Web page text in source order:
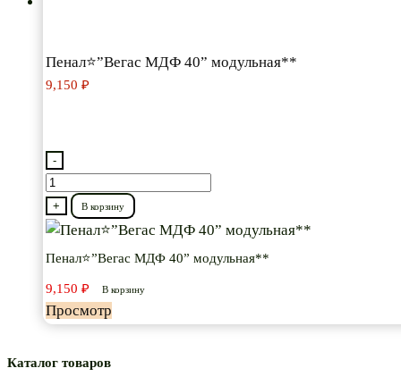
Пенал⭐”Вегас МДФ 40” модульная**
9,150 ₽
-
Количество
товара
Пенал⭐”Вегас
модульная**
+ В корзину
Пенал⭐”Вегас МДФ 40” модульная**
9,150 ₽ В корзину
Просмотр
Каталог товаров